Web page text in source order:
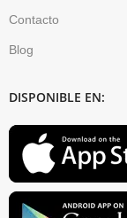
Contacto
Blog
DISPONIBLE EN: